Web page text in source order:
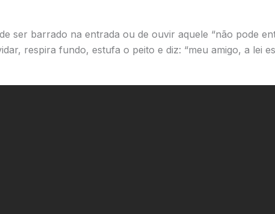
ser barrado na entrada ou de ouvir aquele “não pode
respira fundo, estufa o peito e diz: “meu amigo, a lei